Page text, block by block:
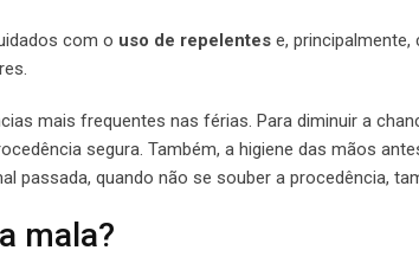
com o uso de repelentes e,
mais frequentes nas férias. Para diminuir a
segura. Também, a higiene das mãos
passada, quando não se souber a procedência,
mala?